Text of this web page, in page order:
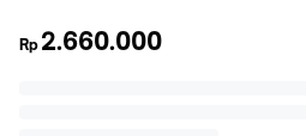
Rp 2.660.000